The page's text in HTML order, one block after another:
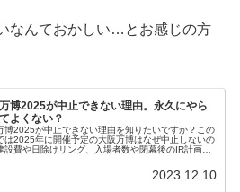
なんておかしい…とお感じの方
博2025が中止できない理由。永久にやら
よくない？
博2025が中止できない理由を知りたいですか？この
は2025年に開催予定の大阪万博はなぜ中止しないの
設費や日除けリング、入場者数や閉幕後のIR計画等
2023.12.10